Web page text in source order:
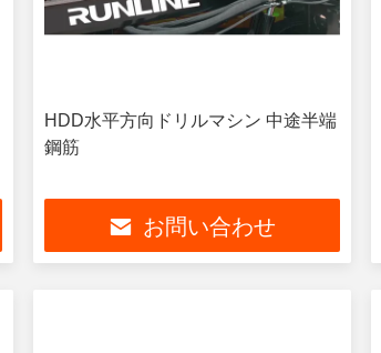
HDD水平方向ドリルマシン 中途半端
鋼筋
お問い合わせ